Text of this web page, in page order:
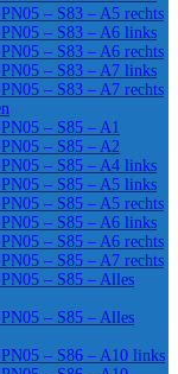
– S83 – A5 rechts
– S83 – A6 links
– S83 – A6 rechts
– S83 – A7 links
– S83 – A7 rechts
– S85 – A1
– S85 – A2
– S85 – A4 links
– S85 – A5 links
– S85 – A5 rechts
– S85 – A6 links
– S85 – A6 rechts
– S85 – A7 rechts
– S85 – Alles
– S85 – Alles
– S86 – A10 links